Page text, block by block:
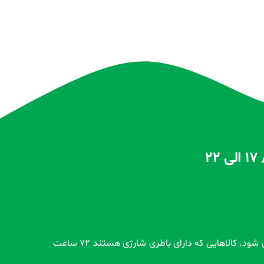
تمام محصولات بدون گارانتی قبل از اضافه شدن در سایت و بعد از ثبت سفارش مشتری کاملاً تست و از سلامت محصول اطمینان حاصل می شود. کالاهایی که دارای باطری شارژی هستند 72 ساعت